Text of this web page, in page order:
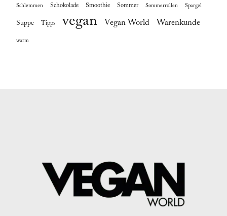
Schlemmen Schokolade Smoothie Sommer Sommerrollen Spargel
Suppe Tipps vegan Vegan World Warenkunde
warm